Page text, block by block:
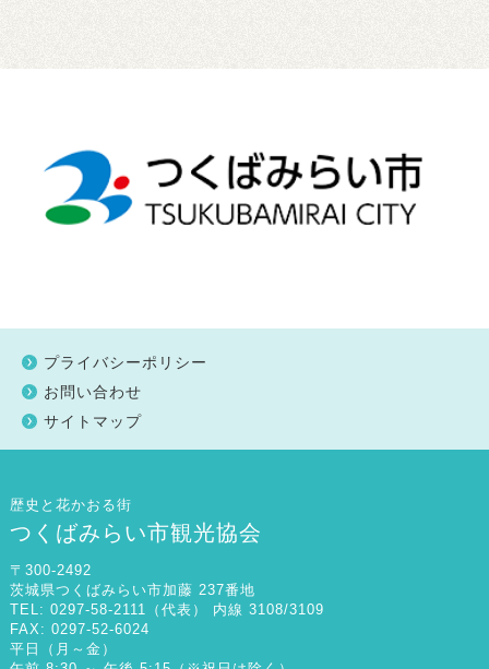
プライバシーポリシー
お問い合わせ
サイトマップ
歴史と花かおる街
つくばみらい市観光協会
〒300-2492
茨城県つくばみらい市加藤 237番地
TEL: 0297-58-2111（代表） 内線 3108/3109
FAX: 0297-52-6024
平日（月～金）